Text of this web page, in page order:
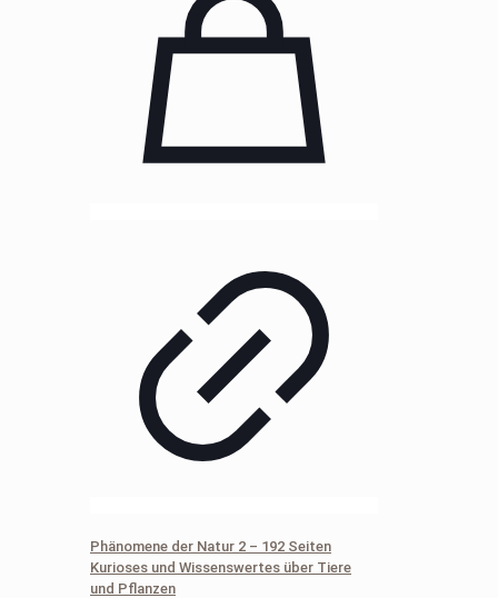
Phänomene der Natur 2 – 192 Seiten
Kurioses und Wissenswertes über Tiere
und Pflanzen